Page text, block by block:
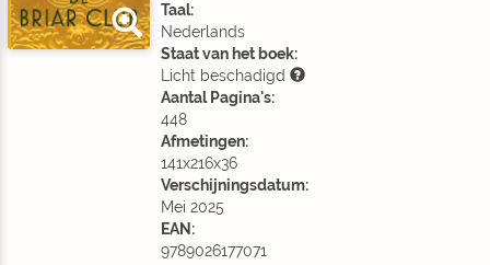
Taal:
Nederlands
Staat van het boek:
Licht beschadigd
Aantal Pagina's:
448
Afmetingen:
141x216x36
Verschijningsdatum:
Mei 2025
EAN:
9789026177071